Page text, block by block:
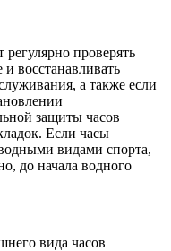
проверять
восстанавливать
а также если
защиты часов
Если часы
видами спорта,
до начала водного
вида часов